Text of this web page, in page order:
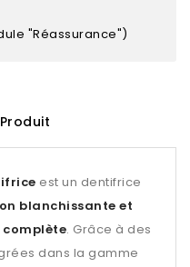
"Réassurance")
est un dentifrice
blanchissante et
. Grâce à des
dans la gamme